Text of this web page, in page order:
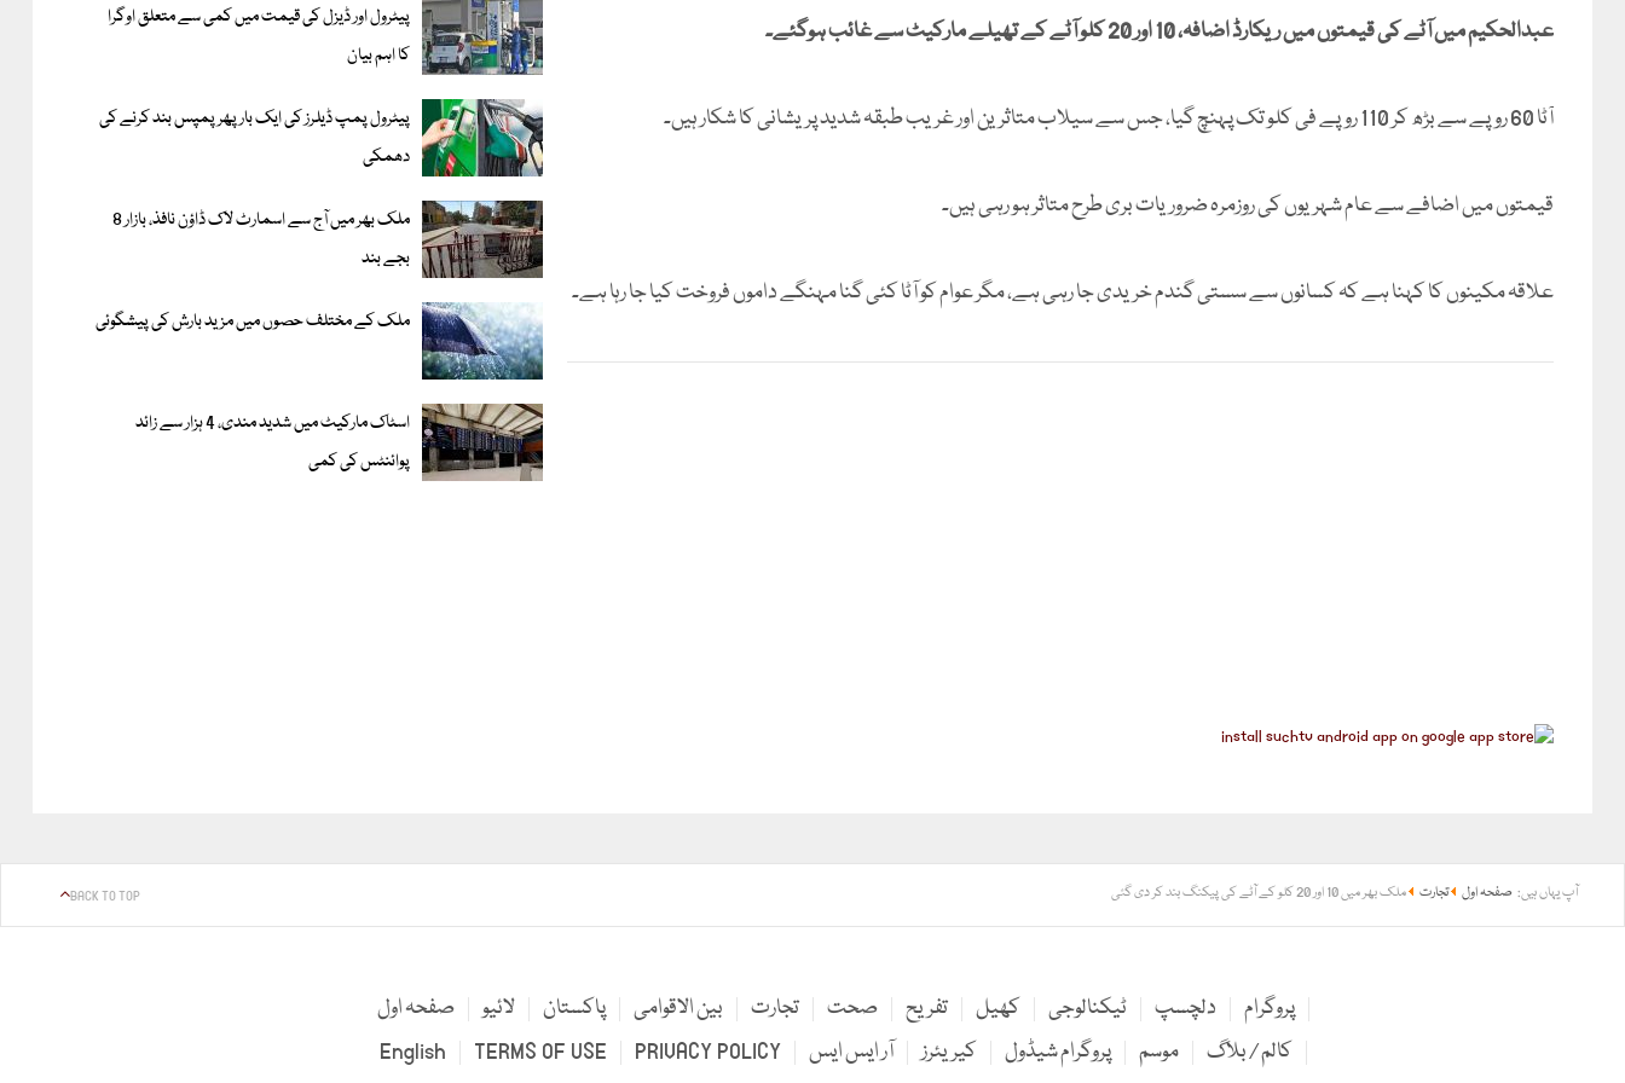
عبدالحکیم میں آٹے کی قیمتوں میں ریکارڈ اضافہ، 10 اور 20 کلو آٹے کے تھیلے مارکیٹ سے غائب ہوگئے۔
آٹا 60 روپے سے بڑھ کر 110 روپے فی کلو تک پہنچ گیا، جس سے سیلاب متاثرین اور غریب طبقہ شدید پریشانی کا شکار ہیں۔
قیمتوں میں اضافے سے عام شہریوں کی روزمرہ ضروریات بری طرح متاثر ہو رہی ہیں۔
علاقہ مکینوں کا کہنا ہے کہ کسانوں سے سستی گندم خریدی جا رہی ہے، مگر عوام کو آٹا کئی گنا مہنگے داموں فروخت کیا جا رہا ہے۔
پیٹرول اور ڈیزل کی قیمت میں کمی سے متعلق اوگرا
کا اہم بیان
پیٹرول پمپ ڈیلرز کی ایک بار پھر پمپس بند کرنے کی
دھمکی
ملک بھر میں آج سے اسمارٹ لاک ڈاؤن نافذ، بازار 8
بجے بند
ملک کے مختلف حصوں میں مزید بارش کی پیشگوئی
اسٹاک مارکیٹ میں شدید مندی، 4 ہزار سے زائد
پوائنٹس کی کمی
آپ یہاں ہیں: صفحہ اول تجارت ملک بھر میں 10 اور 20 کلو کے آٹے کی پیکنگ بند کر دی گئی BACK TO TOP
صفحہ اول لائیو پاکستان بین الاقوامی تجارت صحت تفریح کھیل ٹیکنالوجی دلچسپ
پروگرام
English
TERMS OF USE PRIVACY POLICY آر ایس ایس کیریئرز پروگرام شیڈول موسم کالم / بلاگ